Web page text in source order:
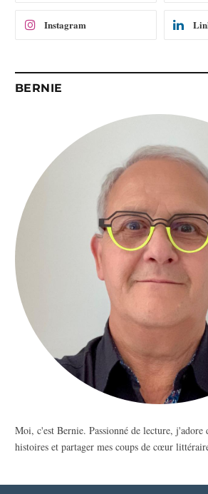
Instagram
BERNIE
Moi, c'est Bernie. Passionné de lecture, j'adore
histoires et partager mes coups de cœur